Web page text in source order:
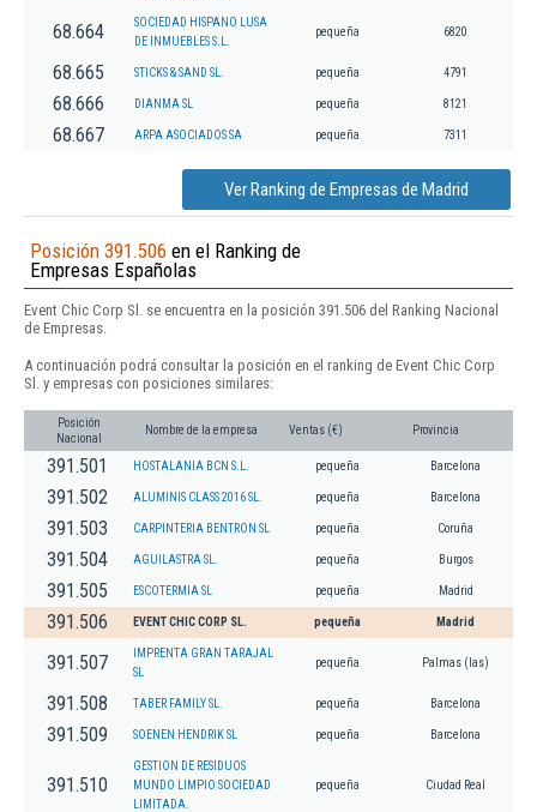
68.664
SOCIEDAD HISPANO LUSA
DE INMUEBLES S.L.
pequeña 6820
68.665 STICKS & SAND SL. pequeña 4791
68.666 DIANMA SL pequeña 8121
68.667 ARPA ASOCIADOS SA pequeña 7311
Ver Ranking de Empresas de Madrid
Posición 391.506 en el Ranking de
Empresas Españolas
Event Chic Corp Sl. se encuentra en la posición 391.506 del Ranking Nacional
de Empresas.
A continuación podrá consultar la posición en el ranking de Event Chic Corp
Sl. y empresas con posiciones similares:
Posición
Nacional
Nombre de la empresa Ventas (€) Provincia
391.501 HOSTALANIA BCN S.L. pequeña Barcelona
391.502 ALUMINIS CLASS 2016 SL. pequeña Barcelona
391.503 CARPINTERIA BENTRON SL pequeña Coruña
391.504 AGUILASTRA SL. pequeña Burgos
391.505 ESCOTERMIA SL pequeña Madrid
391.506 EVENT CHIC CORP SL. pequeña Madrid
391.507
IMPRENTA GRAN TARAJAL
SL
pequeña Palmas (las)
391.508 TABER FAMILY SL. pequeña Barcelona
391.509 SOENEN HENDRIK SL pequeña Barcelona
391.510
GESTION DE RESIDUOS
MUNDO LIMPIO SOCIEDAD
LIMITADA.
pequeña Ciudad Real